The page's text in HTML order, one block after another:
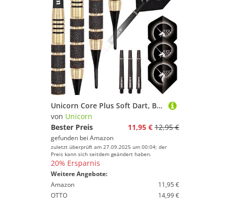
Unicorn Core Plus Soft Dart, Brass, 17g
von Unicorn
Bester Preis
11,95 € 12,95 €
gefunden bei Amazon
zuletzt überprüft am 27.09.2025 um 00:04; der
Preis kann sich seitdem geändert haben.
20% Ersparnis
Weitere Angebote:
Amazon
11,95 €
OTTO
14,99 €